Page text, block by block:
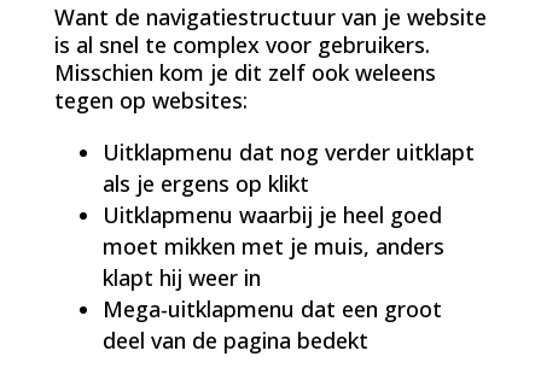
Want de navigatiestructuur van je website
is al snel te complex voor gebruikers.
Misschien kom je dit zelf ook weleens
tegen op websites:
Uitklapmenu dat nog verder uitklapt
als je ergens op klikt
Uitklapmenu waarbij je heel goed
moet mikken met je muis, anders
klapt hij weer in
Mega-uitklapmenu dat een groot
deel van de pagina bedekt